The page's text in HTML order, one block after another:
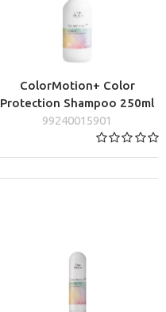
ColorMotion+ Color
Protection Shampoo 250ml
99240015901